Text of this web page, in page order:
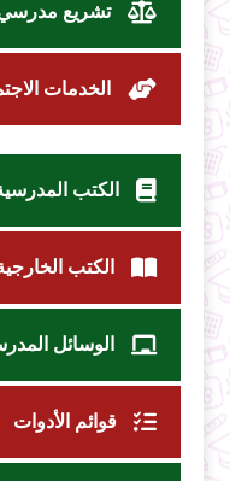
تشريع
الخدمات
الكتب
الكتب
الوسائل
قوائم الأدوات